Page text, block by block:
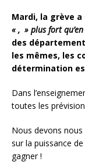
Mardi, la grève
« , » plus fort
des
les mêmes, les
détermination
Dans
toutes les
Nous devons
sur la puissance
gagner !